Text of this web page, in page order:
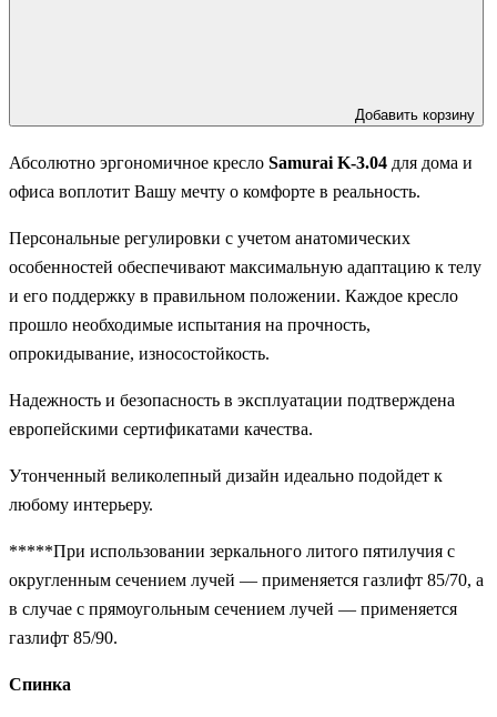
Добавить корзину
Абсолютно эргономичное кресло Samurai K-3.04 для дома и
офиса воплотит Вашу мечту о комфорте в реальность.
Персональные регулировки с учетом анатомических
особенностей обеспечивают максимальную адаптацию к телу
и его поддержку в правильном положении. Каждое кресло
прошло необходимые испытания на прочность,
опрокидывание, износостойкость.
Надежность и безопасность в эксплуатации подтверждена
европейскими сертификатами качества.
Утонченный великолепный дизайн идеально подойдет к
любому интерьеру.
*****При использовании зеркального литого пятилучия с
округленным сечением лучей — применяется газлифт 85/70, а
в случае с прямоугольным сечением лучей — применяется
газлифт 85/90.
Спинка